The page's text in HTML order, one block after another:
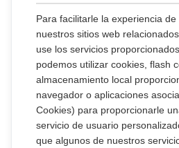
Para facilitarle la experiencia
nuestros sitios web
use los servicios
podemos utilizar cookies, flash
almacenamiento local
navegador o aplicaciones
Cookies) para proporcionarle
servicio de usuario
que algunos de nuestros